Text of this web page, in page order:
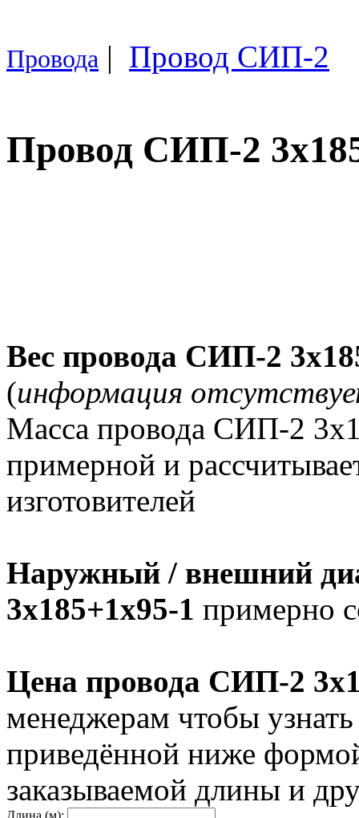
Провода | Провод СИП-2
Провод СИП-2
Вес провода СИП-2
(информация
Масса провода СИП-2
примерной и
изготовителей
Наружный / внешний
3х185+1х95-1 примерно
Цена провода СИП-2
менеджерам чтобы
приведённой ниже
заказываемой длины и
Длина (м):